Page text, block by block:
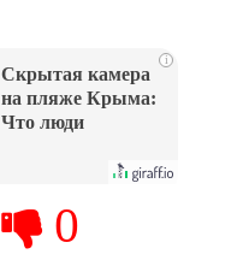
i
Скрытая камера
на пляже Крыма:
Что люди
их не видят...
0